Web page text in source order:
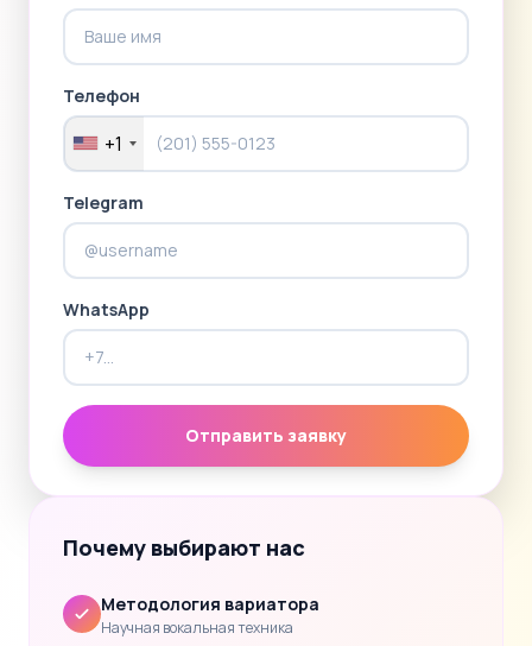
Телефон
+1
Telegram
WhatsApp
Отправить заявку
Почему выбирают нас
Методология вариатора
Научная вокальная техника